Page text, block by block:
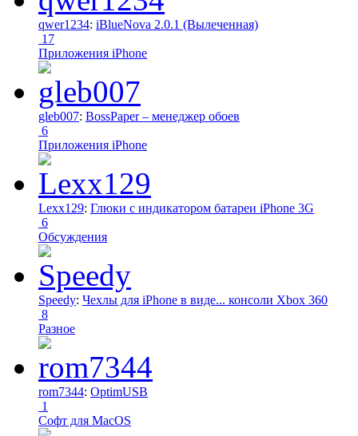
qwer1234: iBlueNova 2.0.1 (Вылеченная)
17
Приложения iPhone
gleb007: BossPaper – менеджер обоев
6
Приложения iPhone
Lexx129: Глюки с индикатором батареи iPhone 3G
6
Обсуждения
Speedy: Чехлы для iPhone в виде... консоли Xbox 360
8
Разное
rom7344: OptimUSB
1
Софт для MacOS